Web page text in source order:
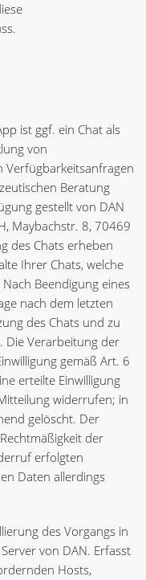
ist ggf. ein Chat als
von
Verfügbarkeitsanfragen
Beratung
gestellt von DAN
Maybachstr. 8, 70469
des Chats erheben
Ihrer Chats, welche
Beendigung eines
nach dem letzten
des Chats und zu
Die Verarbeitung der
gemäß Art. 6
erteilte Einwilligung
widerrufen; in
gelöscht. Der
der
erfolgten
Daten allerdings
des Vorgangs in
von DAN. Erfasst
Hosts,